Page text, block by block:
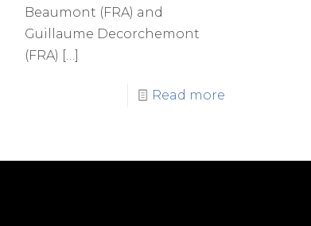
Beaumont (FRA) and
Guillaume Decorchemont
(FRA)
[…]
Read more